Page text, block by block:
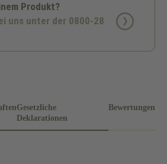
Produkt?
uns unter der 0800-28
Gesetzliche
Deklarationen
Bewertungen